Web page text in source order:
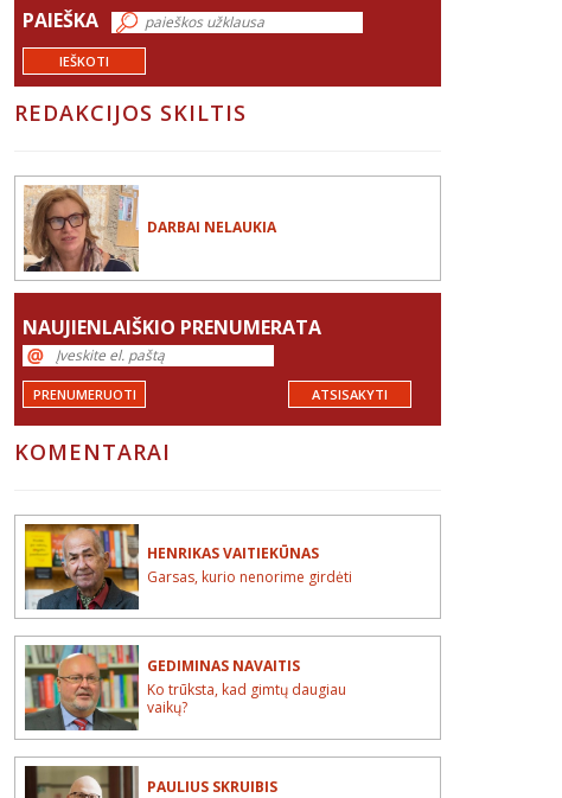
PAIEŠKA
IEŠKOTI
REDAKCIJOS SKILTIS
DARBAI NELAUKIA
NAUJIENLAIŠKIO PRENUMERATA
PRENUMERUOTI ATSISAKYTI
KOMENTARAI
HENRIKAS VAITIEKŪNAS
Garsas, kurio nenorime girdėti
GEDIMINAS NAVAITIS
Ko trūksta, kad gimtų daugiau
vaikų?
PAULIUS SKRUIBIS